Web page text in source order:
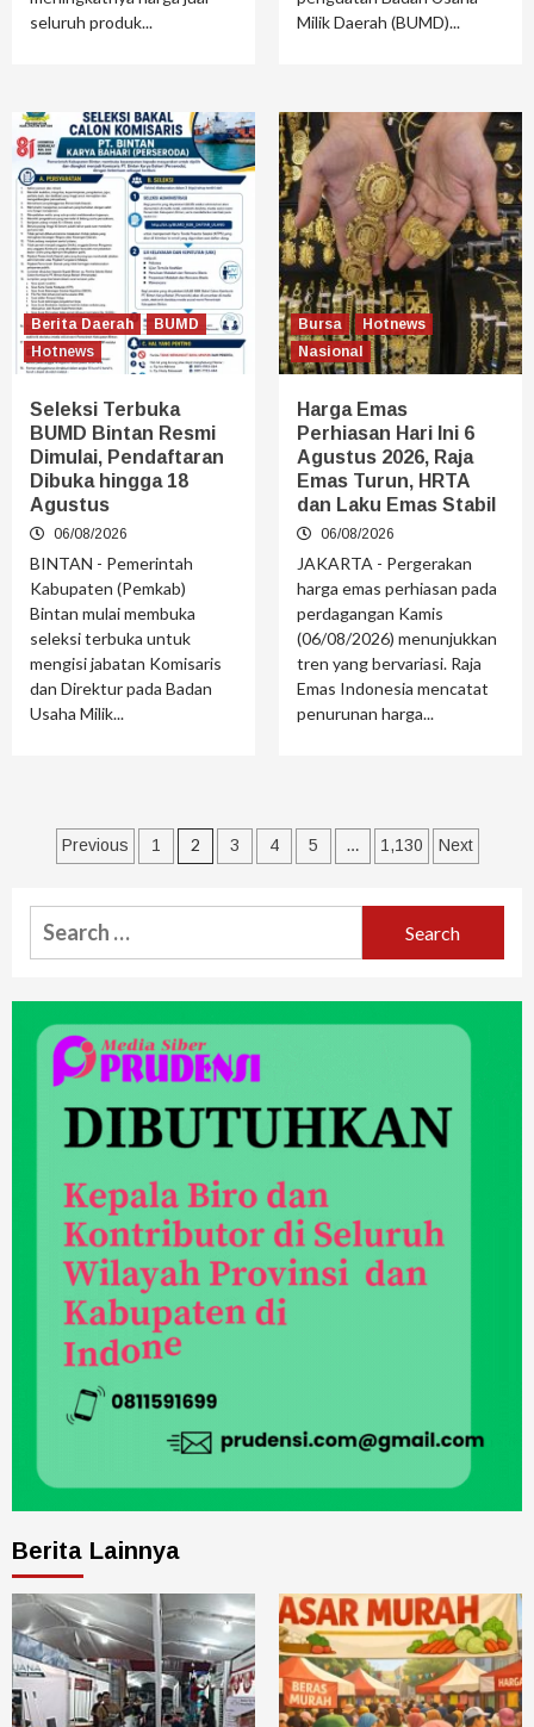
seluruh produk...
Milik Daerah (BUMD)...
Berita Daerah
BUMD
Hotnews
Seleksi Terbuka
BUMD Bintan Resmi
Dimulai, Pendaftaran
Dibuka hingga 18
Agustus
06/08/2026
BINTAN - Pemerintah
Kabupaten (Pemkab)
Bintan mulai membuka
seleksi terbuka untuk
mengisi jabatan Komisaris
dan Direktur pada Badan
Usaha Milik...
Bursa
Hotnews
Nasional
Harga Emas
Perhiasan Hari Ini 6
Agustus 2026, Raja
Emas Turun, HRTA
dan Laku Emas Stabil
06/08/2026
JAKARTA - Pergerakan
harga emas perhiasan pada
perdagangan Kamis
(06/08/2026) menunjukkan
tren yang bervariasi. Raja
Emas Indonesia mencatat
penurunan harga...
Previous 1 2 3 4 5 … 1,130 Next
Berita Lainnya